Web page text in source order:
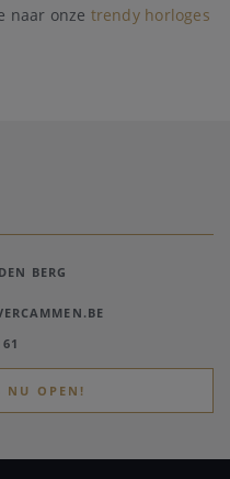
naar onze trendy horloges
BERG
NU OPEN!